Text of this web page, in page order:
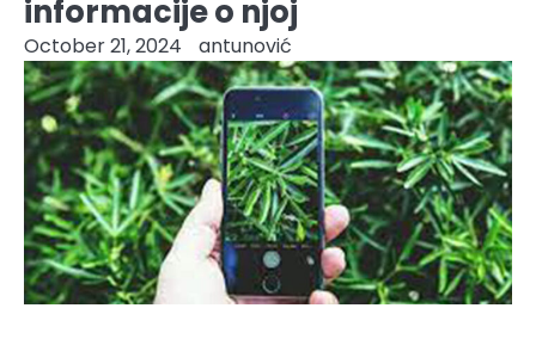
informacije o njoj
October 21, 2024 antunović